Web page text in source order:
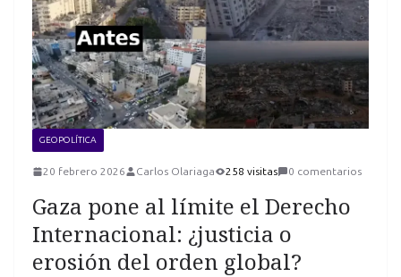
GEOPOLÍTICA
20 febrero 2026 Carlos Olariaga 258 visitas 0 comentarios
Gaza pone al límite el Derecho
Internacional: ¿justicia o
erosión del orden global?